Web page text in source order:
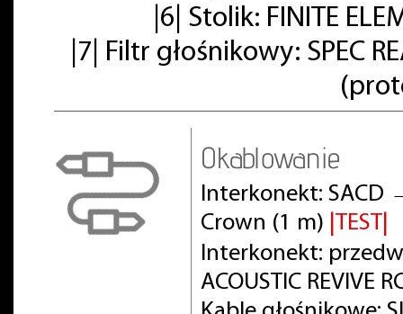
|6| Stolik: FINITE
|7| Filtr głośnikowy: SPEC
Okablowanie
Interkonekt: SACD
Crown (1 m)
|TEST|
Interkonekt:
ACOUSTIC REVIVE